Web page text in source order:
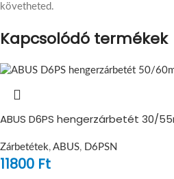
követheted.
Kapcsolódó termékek
ABUS D6PS hengerzárbetét 30/
Zárbetétek, ABUS, D6PSN
11800 Ft